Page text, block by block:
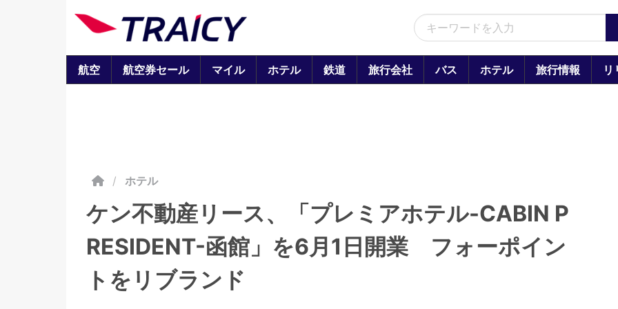
航空 航空券セール マイル ホテル 鉄道 旅行会社 バス ホテル 旅行情報 リ
/ ホテル
ケン不動産リース、「プレミアホテル-CABIN P
RESIDENT-函館」を6月1日開業 フォーポイン
トをリブランド